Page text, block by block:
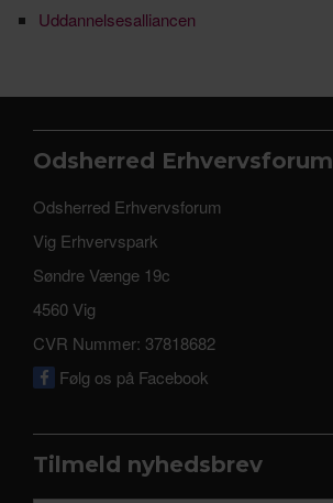
Uddannelsesalliancen
Odsherred Erhvervsforum
Odsherred Erhvervsforum
Vig Erhvervspark
Søndre Vænge 19c
4560 Vig
CVR Nummer: 37818682
Følg os på Facebook
Tilmeld nyhedsbrev